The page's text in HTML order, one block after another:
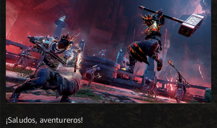
¡Saludos, aventureros!